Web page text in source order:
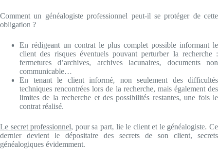
Comment un généalogiste professionnel peut-il se protéger de cette
obligation ?
En rédigeant un contrat le plus complet possible informant le
client des risques éventuels pouvant perturber la recherche :
fermetures d’archives, archives lacunaires, documents non
communicable…
En tenant le client informé, non seulement des difficultés
techniques rencontrées lors de la recherche, mais également des
limites de la recherche et des possibilités restantes, une fois le
contrat réalisé.
Le secret professionnel, pour sa part, lie le client et le généalogiste. Ce
dernier devient le dépositaire des secrets de son client, secrets
généalogiques évidemment.